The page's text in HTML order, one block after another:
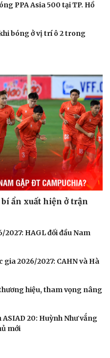
PPA Asia 500 tại TP. Hồ
bóng ở vị trí ô 2 trong
ẩn xuất hiện ở trận
2027: HAGL đối đầu Nam
gia 2026/2027: CAHN và Hà
hiệu, tham vọng nâng
20: Huỳnh Như vắng
mới